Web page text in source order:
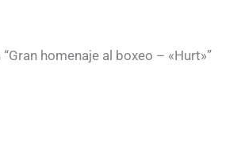
homenaje al boxeo – «Hurt»”